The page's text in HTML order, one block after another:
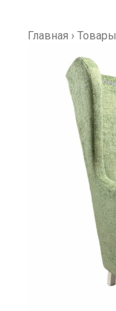
Главная › Товары